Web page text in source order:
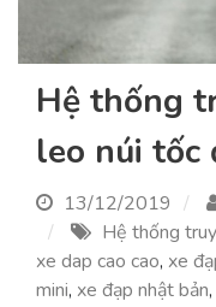
Hệ thống
leo núi tốc
13/12/2019
Hệ thống
xe dap cao cao, xe
mini, xe đạp nhật bản,